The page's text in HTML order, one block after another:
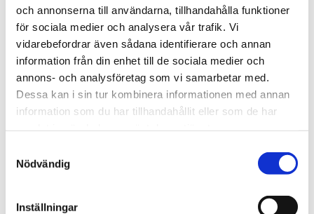
och annonserna till användarna, tillhandahålla funktioner
för sociala medier och analysera vår trafik. Vi
vidarebefordrar även sådana identifierare och annan
information från din enhet till de sociala medier och
annons- och analysföretag som vi samarbetar med.
Dessa kan i sin tur kombinera informationen med annan
information som du har tillhandahållit eller som de har
Nödvändig
Inställningar
st Lägg i varukorgen
Finns i lager
Beskrivning
Om varumärket
Filer